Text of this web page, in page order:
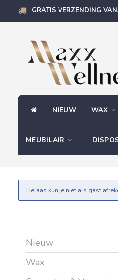
GRATIS VERZENDING
NIEUW WAX
MEUBILAIR
Helaas kun je niet als gast
Nieuw
Wax